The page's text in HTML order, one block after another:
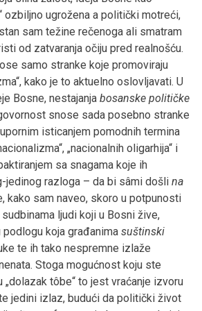
ozbiljno ugrožena a politički motreći,
sam težine rečenoga ali smatram
od zatvaranja očiju pred realnošću.
samo stranke koje promoviraju
kako je to aktuelno oslovljavati. U
Bosne, nestajanja bosanske političke
snose sada posebno stranke
isticanjem pomodnih termina
„nacionalnih oligarhija“ i
sa snagama koje ih
jedinog razloga – da bi sâmi došli na
kako sam naveo, skoro u potpunosti
ljudi koji u Bosni žive,
koja građanima suštinski
te ih tako nespremne izlaže
Stoga mogućnost koju ste
„dolazak tôbe“ to jest vraćanje izvoru
jedini izlaz, budući da politički život